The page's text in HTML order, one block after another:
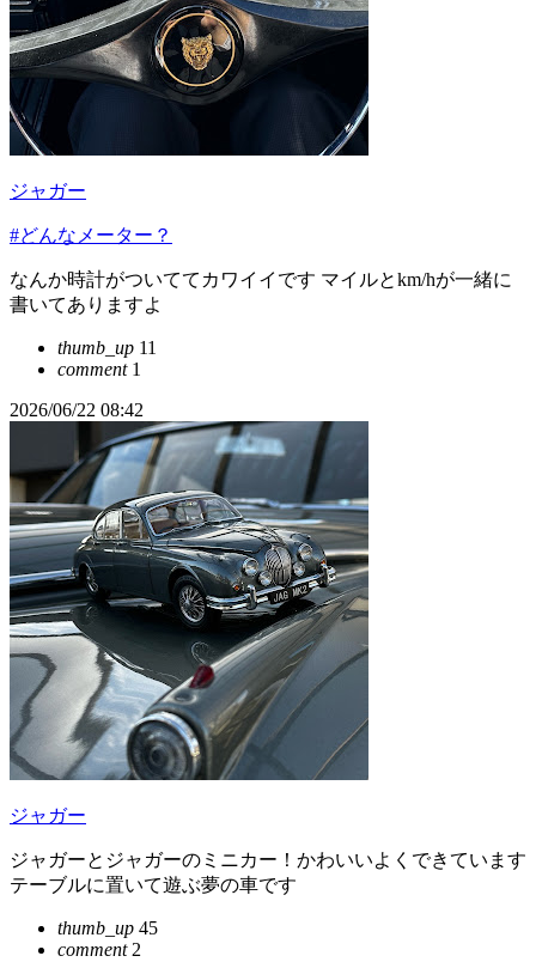
ジャガー
#どんなメーター？
なんか時計がついててカワイイです マイルとkm/hが一緒に
書いてありますよ
thumb_up 11
comment1
2026/06/22 08:42
ジャガー
ジャガーとジャガーのミニカー！かわいいよくできています
テーブルに置いて遊ぶ夢の車です
thumb_up 45
comment2